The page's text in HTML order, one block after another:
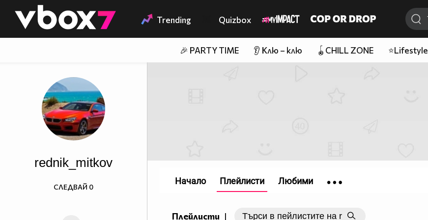
👾 Trending Quizbox
🎉 PARTY TIME 👂 Клю – клю 🪀CHILL ZONE ⭐Lifestyle
rednik_mitkov
СЛЕДВАЙ 0
Плейлисти |
Начало Плейлисти Любими